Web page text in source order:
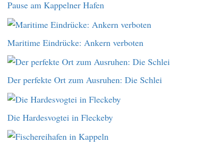
Pause am Kappelner Hafen
Maritime Eindrücke: Ankern verboten
Der perfekte Ort zum Ausruhen: Die Schlei
Die Hardesvogtei in Fleckeby